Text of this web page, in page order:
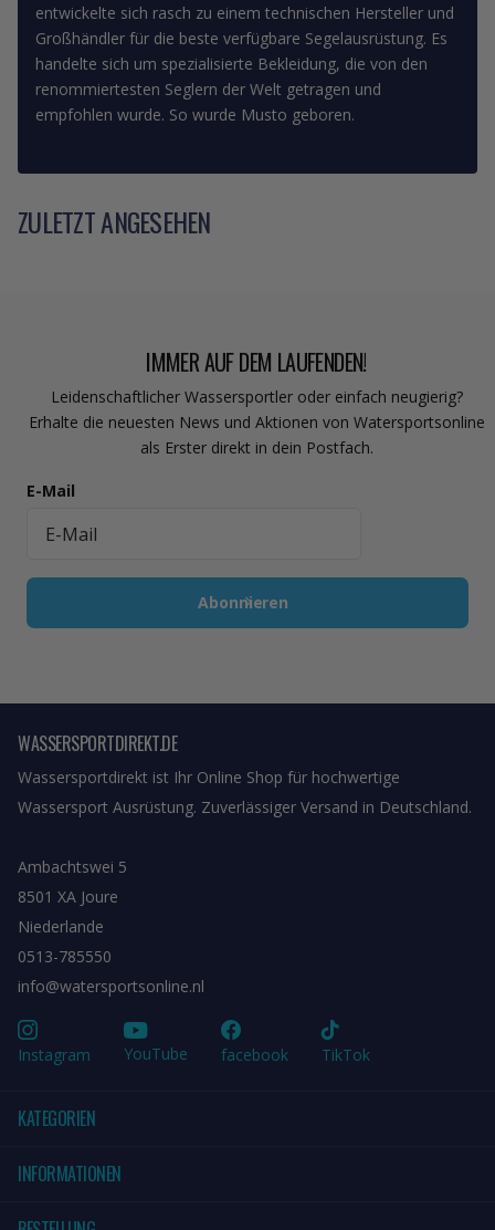
entwickelte sich rasch zu einem technischen Hersteller und
Großhändler für die beste verfügbare Segelausrüstung. Es
handelte sich um spezialisierte Bekleidung, die von den
renommiertesten Seglern der Welt getragen und
empfohlen wurde. So wurde Musto geboren.
ZULETZT ANGESEHEN
IMMER AUF DEM LAUFENDEN!
Leidenschaftlicher Wassersportler oder einfach neugierig?
Erhalte die neuesten News und Aktionen von Watersportsonline
als Erster direkt in dein Postfach.
E-Mail
Abonnieren
WASSERSPORTDIREKT.DE
Wassersportdirekt ist Ihr Online Shop für hochwertige
Wassersport Ausrüstung. Zuverlässiger Versand in Deutschland.
Ambachtswei 5
8501 XA Joure
Niederlande
0513-785550
info@watersportsonline.nl
Instagram YouTube facebook TikTok
KATEGORIEN
INFORMATIONEN